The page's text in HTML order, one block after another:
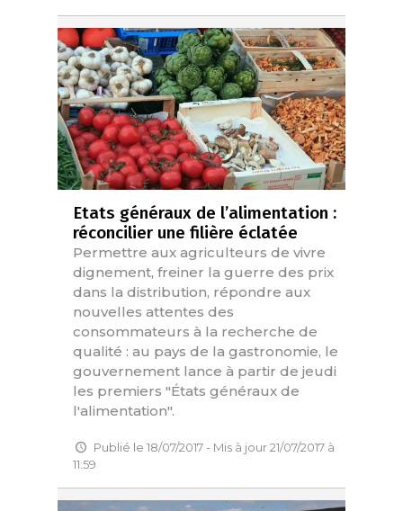
Etats généraux de l’alimentation :
réconcilier une filière éclatée
Permettre aux agriculteurs de vivre
dignement, freiner la guerre des prix
dans la distribution, répondre aux
nouvelles attentes des
consommateurs à la recherche de
qualité : au pays de la gastronomie, le
gouvernement lance à partir de jeudi
les premiers "États généraux de
l'alimentation".
Publié le 18/07/2017 - Mis à jour 21/07/2017 à
11:59